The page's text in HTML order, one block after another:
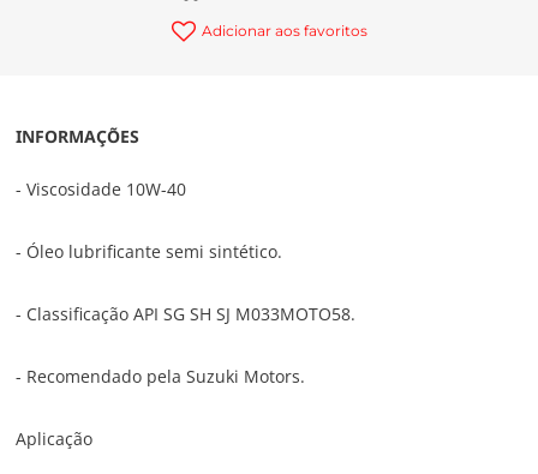
Adicionar aos favoritos
INFORMAÇÕES
- Viscosidade 10W-40
- Óleo lubrificante semi sintético.
- Classificação API SG SH SJ M033MOTO58.
- Recomendado pela Suzuki Motors.
Aplicação